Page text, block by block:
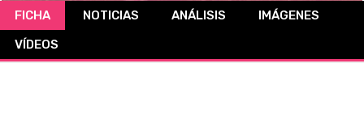
CÓMICS
FICHA NOTICIAS ANÁLISIS
IMÁGENES
VÍDEOS